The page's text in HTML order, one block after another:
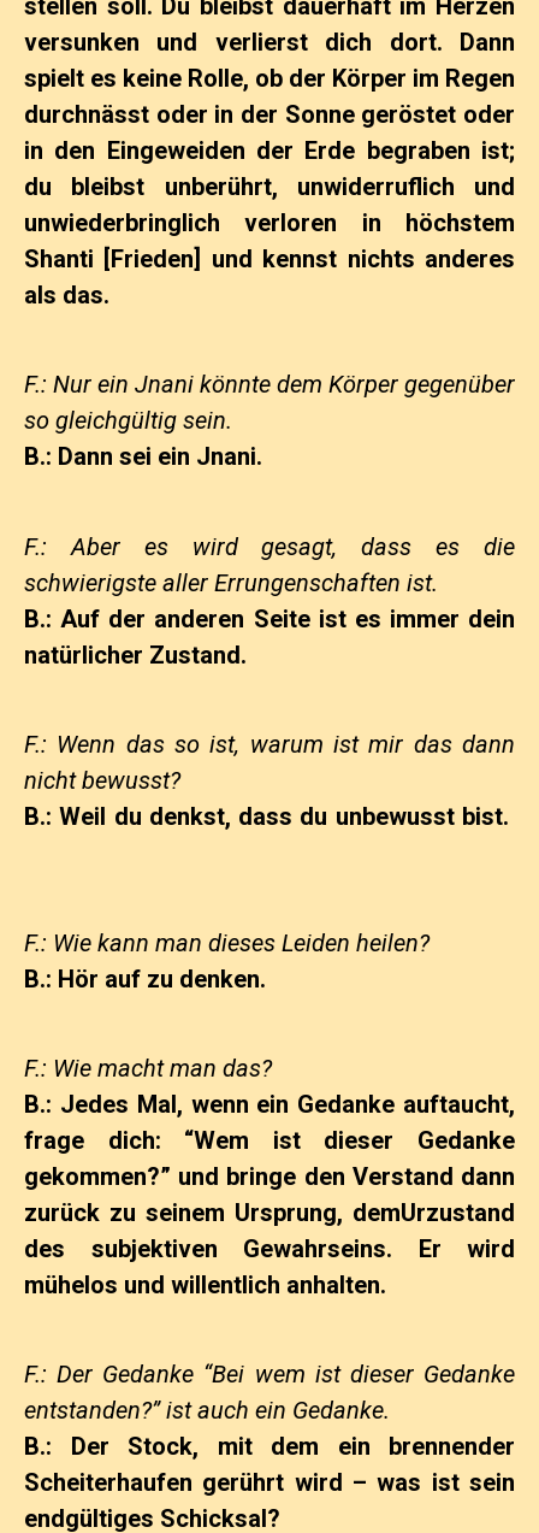
stellen soll. Du bleibst dauerhaft im Herzen
versunken und verlierst dich dort. Dann
spielt es keine Rolle, ob der Körper im Regen
durchnässt oder in der Sonne geröstet oder
in den Eingeweiden der Erde begraben ist;
du bleibst unberührt, unwiderruflich und
unwiederbringlich verloren in höchstem
Shanti [Frieden] und kennst nichts anderes
als das.
F.: Nur ein Jnani könnte dem Körper gegenüber
so gleichgültig sein.
B.: Dann sei ein Jnani.
F.: Aber es wird gesagt, dass es die
schwierigste aller Errungenschaften ist.
B.: Auf der anderen Seite ist es immer dein
natürlicher Zustand.
F.: Wenn das so ist, warum ist mir das dann
nicht bewusst?
B.: Weil du denkst, dass du unbewusst bist.
F.: Wie kann man dieses Leiden heilen?
B.: Hör auf zu denken.
F.: Wie macht man das?
B.: Jedes Mal, wenn ein Gedanke auftaucht,
frage dich: “Wem ist dieser Gedanke
gekommen?” und bringe den Verstand dann
zurück zu seinem Ursprung, demUrzustand
des subjektiven Gewahrseins. Er wird
mühelos und willentlich anhalten.
F.: Der Gedanke “Bei wem ist dieser Gedanke
entstanden?” ist auch ein Gedanke.
B.: Der Stock, mit dem ein brennender
Scheiterhaufen gerührt wird – was ist sein
endgültiges Schicksal?